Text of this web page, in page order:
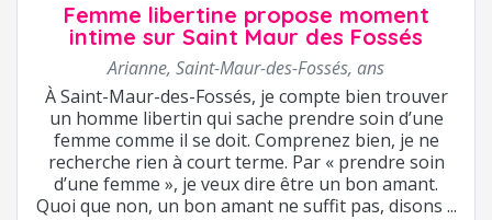
Femme libertine propose moment
intime sur Saint Maur des Fossés
Arianne, Saint-Maur-des-Fossés, ans
À Saint-Maur-des-Fossés, je compte bien trouver
un homme libertin qui sache prendre soin d’une
femme comme il se doit. Comprenez bien, je ne
recherche rien à court terme. Par « prendre soin
d’une femme », je veux dire être un bon amant.
Quoi que non, un bon amant ne suffit pas, disons ...